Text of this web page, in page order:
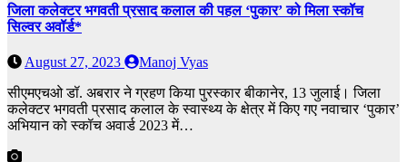
जिला कलेक्टर भगवती प्रसाद कलाल की पहल ‘पुकार’ को मिला स्कॉच
सिल्वर अवॉर्ड*
August 27, 2023
Manoj Vyas
सीएमएचओ डॉ. अबरार ने ग्रहण किया पुरस्कार बीकानेर, 13 जुलाई। जिला
कलेक्टर भगवती प्रसाद कलाल के स्वास्थ्य के क्षेत्र में किए गए नवाचार ‘पुकार’
अभियान को स्कॉच अवार्ड 2023 में…